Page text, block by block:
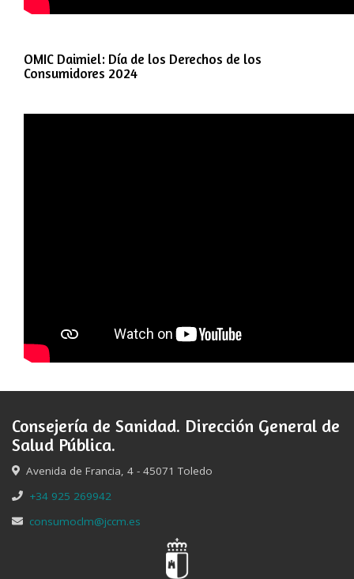
OMIC Daimiel: Día de los Derechos de los
Consumidores 2024
Consejería de Sanidad. Dirección General de
Salud Pública.
Avenida de Francia, 4 - 45071 Toledo
+34 925 269942
consumoclm@jccm.es